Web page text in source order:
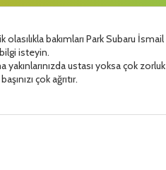
bakımları Park Subaru İsmail
bilgi isteyin.
ustası yoksa çok zorluk
çok ağrıtır.